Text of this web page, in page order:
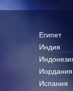
Египет
Индия
Иордания
Испания